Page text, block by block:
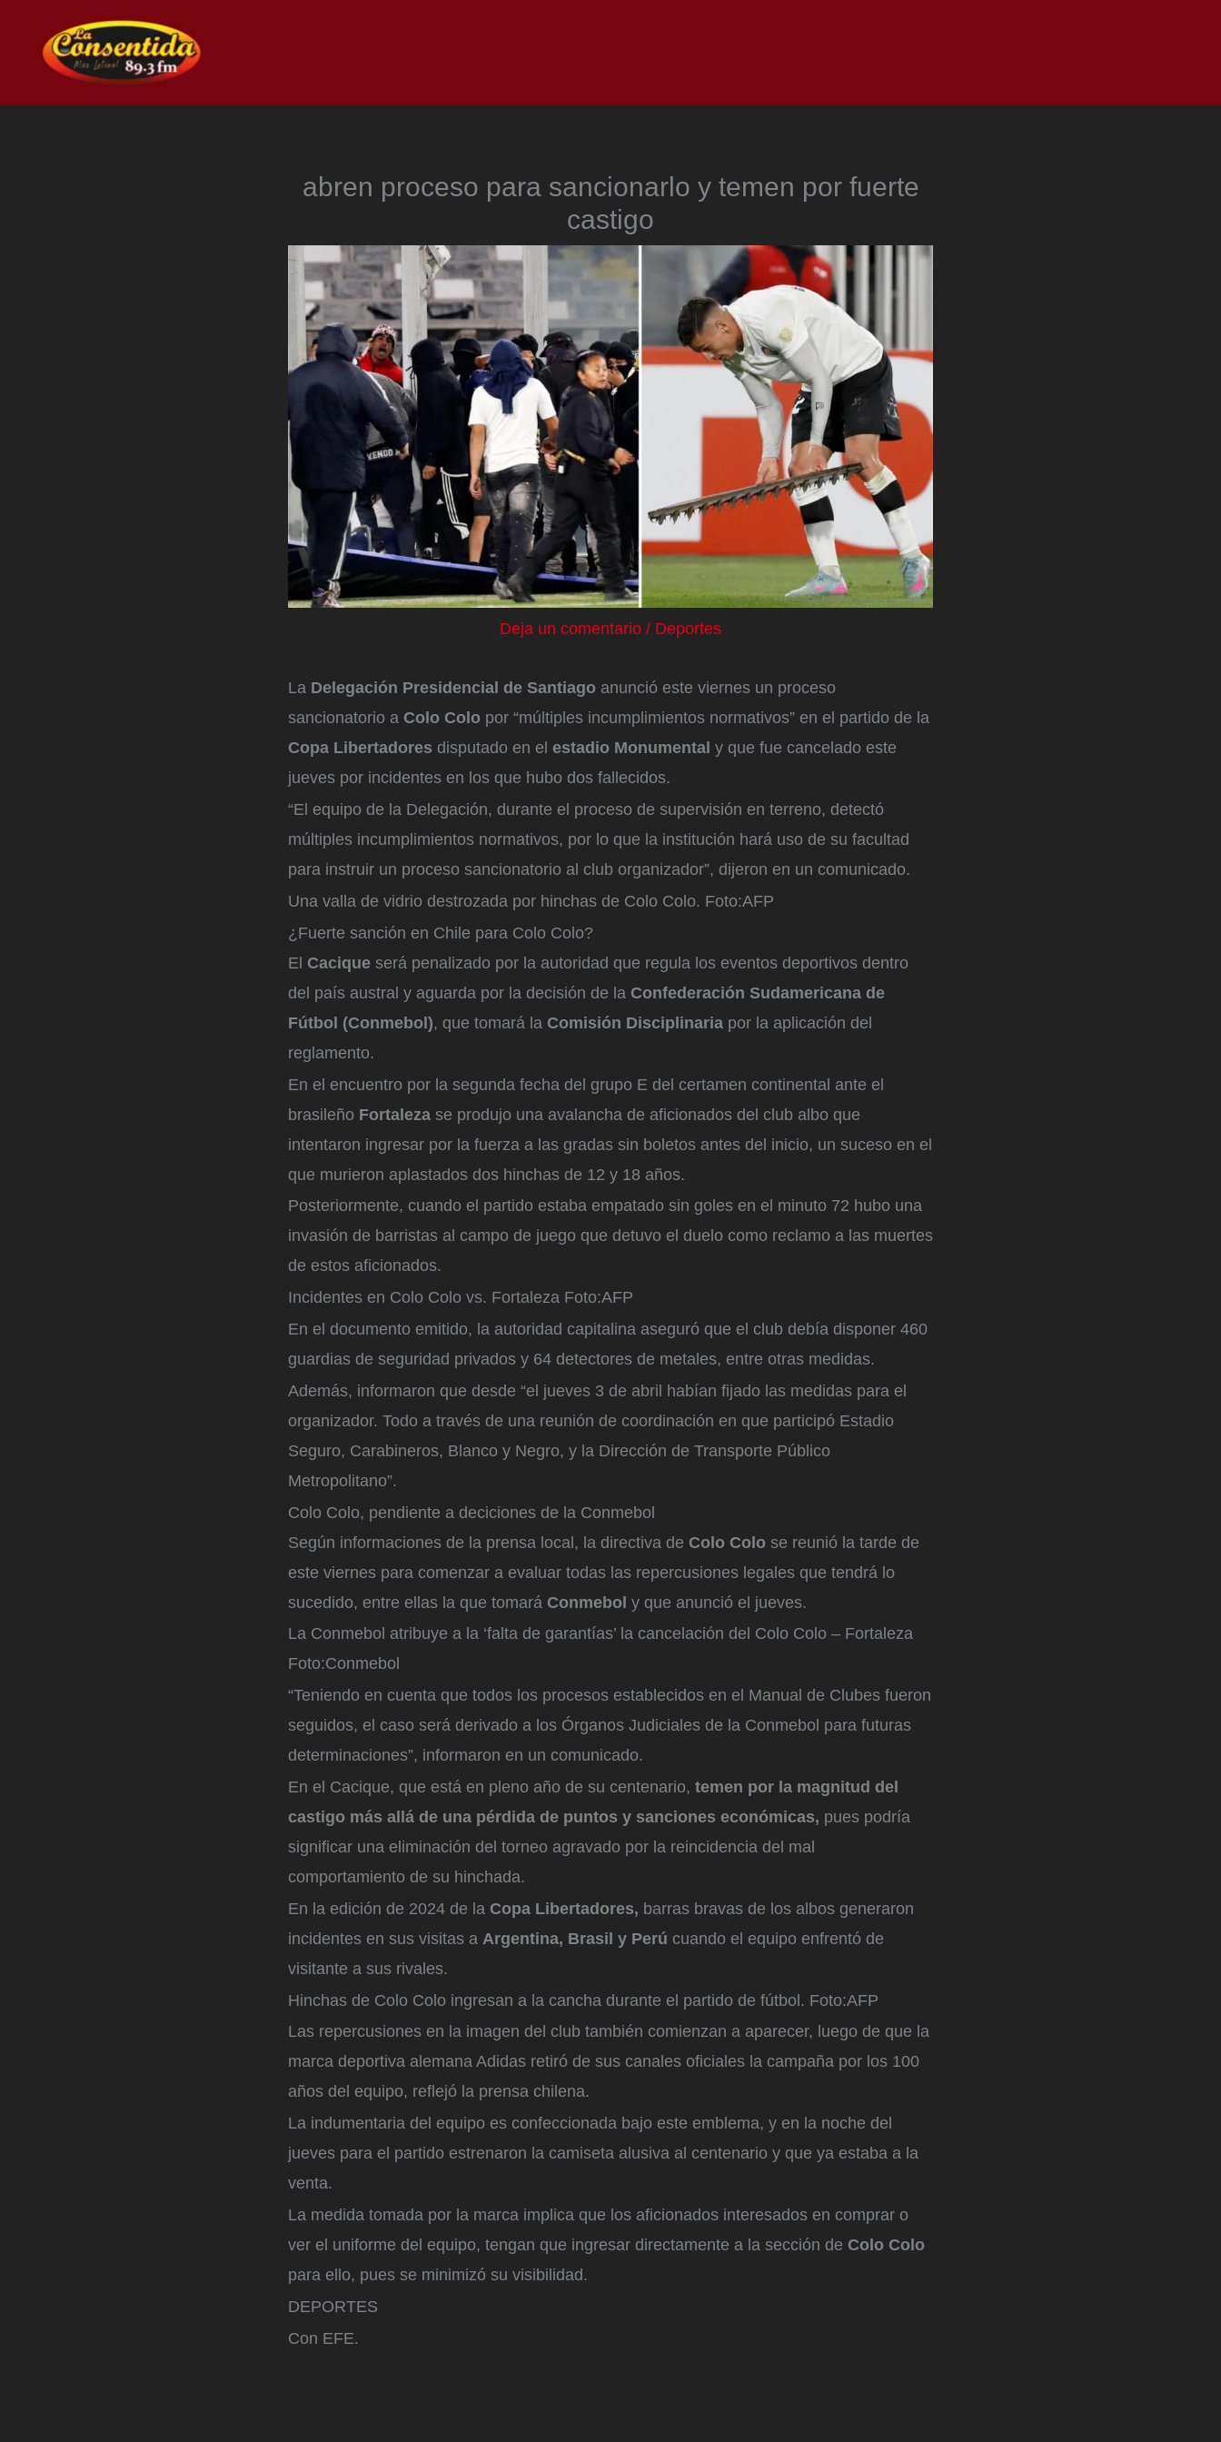
contenido
abren proceso para sancionarlo y temen por fuerte
castigo
Deja un comentario / Deportes
La Delegación Presidencial de Santiago anunció este viernes un proceso
sancionatorio a Colo Colo por “múltiples incumplimientos normativos” en el partido de la
Copa Libertadores disputado en el estadio Monumental y que fue cancelado este
jueves por incidentes en los que hubo dos fallecidos.
“El equipo de la Delegación, durante el proceso de supervisión en terreno, detectó
múltiples incumplimientos normativos, por lo que la institución hará uso de su facultad
para instruir un proceso sancionatorio al club organizador”, dijeron en un comunicado.
Una valla de vidrio destrozada por hinchas de Colo Colo. Foto:AFP
¿Fuerte sanción en Chile para Colo Colo?
El Cacique será penalizado por la autoridad que regula los eventos deportivos dentro
del país austral y aguarda por la decisión de la Confederación Sudamericana de
Fútbol (Conmebol), que tomará la Comisión Disciplinaria por la aplicación del
reglamento.
En el encuentro por la segunda fecha del grupo E del certamen continental ante el
brasileño Fortaleza se produjo una avalancha de aficionados del club albo que
intentaron ingresar por la fuerza a las gradas sin boletos antes del inicio, un suceso en el
que murieron aplastados dos hinchas de 12 y 18 años.
Posteriormente, cuando el partido estaba empatado sin goles en el minuto 72 hubo una
invasión de barristas al campo de juego que detuvo el duelo como reclamo a las muertes
de estos aficionados.
Incidentes en Colo Colo vs. Fortaleza Foto:AFP
En el documento emitido, la autoridad capitalina aseguró que el club debía disponer 460
guardias de seguridad privados y 64 detectores de metales, entre otras medidas.
Además, informaron que desde “el jueves 3 de abril habían fijado las medidas para el
organizador. Todo a través de una reunión de coordinación en que participó Estadio
Seguro, Carabineros, Blanco y Negro, y la Dirección de Transporte Público
Metropolitano”.
Colo Colo, pendiente a deciciones de la Conmebol
Según informaciones de la prensa local, la directiva de Colo Colo se reunió la tarde de
este viernes para comenzar a evaluar todas las repercusiones legales que tendrá lo
sucedido, entre ellas la que tomará Conmebol y que anunció el jueves.
La Conmebol atribuye a la ‘falta de garantías’ la cancelación del Colo Colo – Fortaleza
Foto:Conmebol
“Teniendo en cuenta que todos los procesos establecidos en el Manual de Clubes fueron
seguidos, el caso será derivado a los Órganos Judiciales de la Conmebol para futuras
determinaciones”, informaron en un comunicado.
En el Cacique, que está en pleno año de su centenario, temen por la magnitud del
castigo más allá de una pérdida de puntos y sanciones económicas, pues podría
significar una eliminación del torneo agravado por la reincidencia del mal
comportamiento de su hinchada.
En la edición de 2024 de la Copa Libertadores, barras bravas de los albos generaron
incidentes en sus visitas a Argentina, Brasil y Perú cuando el equipo enfrentó de
visitante a sus rivales.
Hinchas de Colo Colo ingresan a la cancha durante el partido de fútbol. Foto:AFP
Las repercusiones en la imagen del club también comienzan a aparecer, luego de que la
marca deportiva alemana Adidas retiró de sus canales oficiales la campaña por los 100
años del equipo, reflejó la prensa chilena.
La indumentaria del equipo es confeccionada bajo este emblema, y en la noche del
jueves para el partido estrenaron la camiseta alusiva al centenario y que ya estaba a la
venta.
La medida tomada por la marca implica que los aficionados interesados en comprar o
ver el uniforme del equipo, tengan que ingresar directamente a la sección de Colo Colo
para ello, pues se minimizó su visibilidad.
DEPORTES
Con EFE.